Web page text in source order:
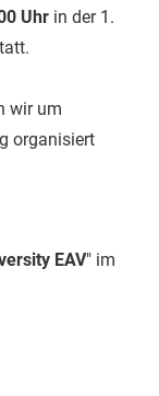
Uhr in der 1.
wir um
organisiert
EAV" im